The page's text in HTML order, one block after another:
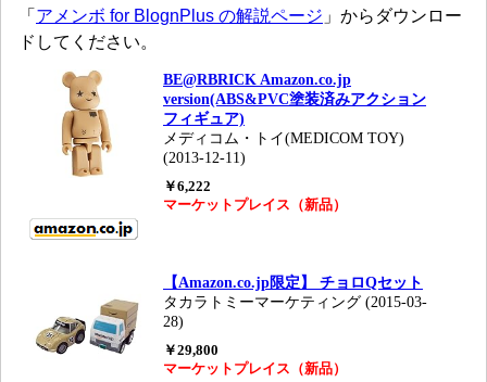
「 アメンボ for BlognPlus の解説ページ 」からダウンロー
ドしてください。